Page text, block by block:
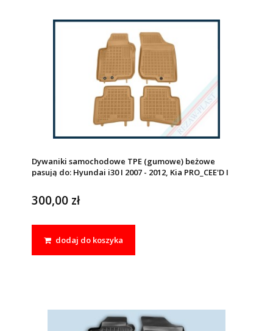
Dywaniki samochodowe TPE (gumowe) beżowe
pasują do: Hyundai i30 I 2007 - 2012, Kia PRO_CEE'D I
300,00 zł
dodaj do koszyka